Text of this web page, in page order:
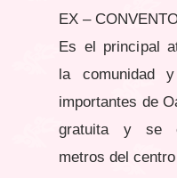
EX –
Es el principal
la comunidad
importantes de
gratuita y se
metros del